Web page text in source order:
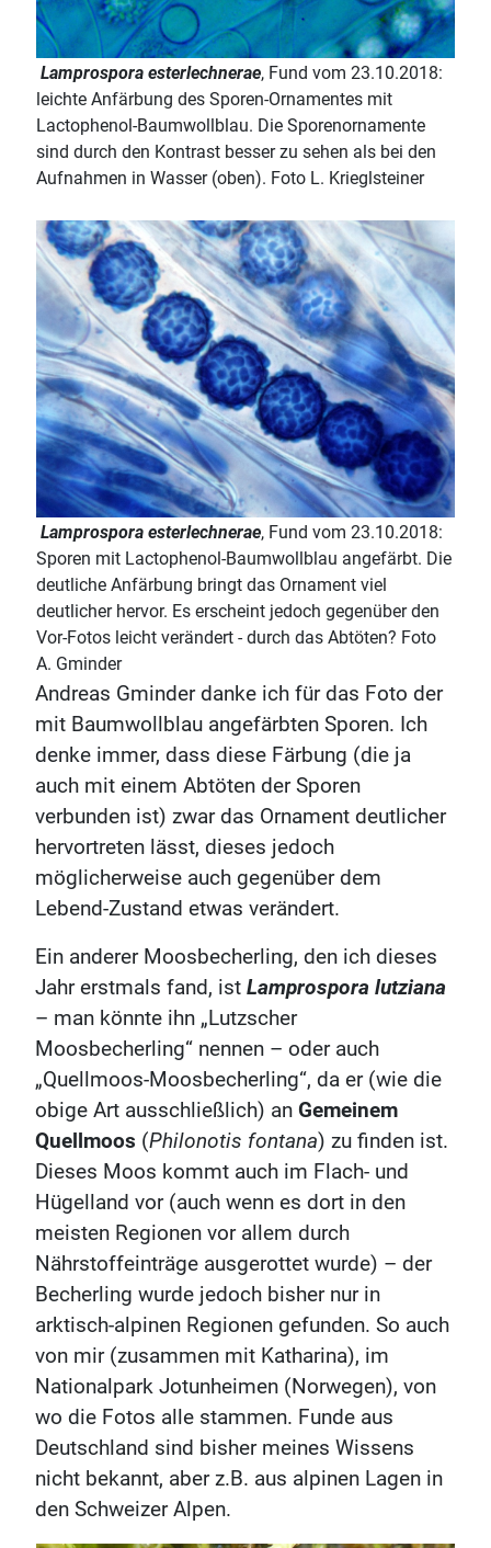
Lamprospora esterlechnerae, Fund vom 23.10.2018:
leichte Anfärbung des Sporen-Ornamentes mit
Lactophenol-Baumwollblau. Die Sporenornamente
sind durch den Kontrast besser zu sehen als bei den
Aufnahmen in Wasser (oben). Foto L. Krieglsteiner
Lamprospora esterlechnerae, Fund vom 23.10.2018:
Sporen mit Lactophenol-Baumwollblau angefärbt. Die
deutliche Anfärbung bringt das Ornament viel
deutlicher hervor. Es erscheint jedoch gegenüber den
Vor-Fotos leicht verändert - durch das Abtöten? Foto
A. Gminder
Andreas Gminder danke ich für das Foto der
mit Baumwollblau angefärbten Sporen. Ich
denke immer, dass diese Färbung (die ja
auch mit einem Abtöten der Sporen
verbunden ist) zwar das Ornament deutlicher
hervortreten lässt, dieses jedoch
möglicherweise auch gegenüber dem
Lebend-Zustand etwas verändert.
Ein anderer Moosbecherling, den ich dieses
Jahr erstmals fand, ist Lamprospora lutziana
– man könnte ihn „Lutzscher
Moosbecherling“ nennen – oder auch
„Quellmoos-Moosbecherling“, da er (wie die
obige Art ausschließlich) an Gemeinem
Quellmoos (Philonotis fontana) zu finden ist.
Dieses Moos kommt auch im Flach- und
Hügelland vor (auch wenn es dort in den
meisten Regionen vor allem durch
Nährstoffeinträge ausgerottet wurde) – der
Becherling wurde jedoch bisher nur in
arktisch-alpinen Regionen gefunden. So auch
von mir (zusammen mit Katharina), im
Nationalpark Jotunheimen (Norwegen), von
wo die Fotos alle stammen. Funde aus
Deutschland sind bisher meines Wissens
nicht bekannt, aber z.B. aus alpinen Lagen in
den Schweizer Alpen.